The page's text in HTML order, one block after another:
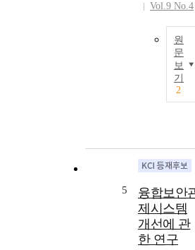
Vol.9 No.4
원
문
보
기
2
5
융합보안
제시스템
개선에 관
한 연구